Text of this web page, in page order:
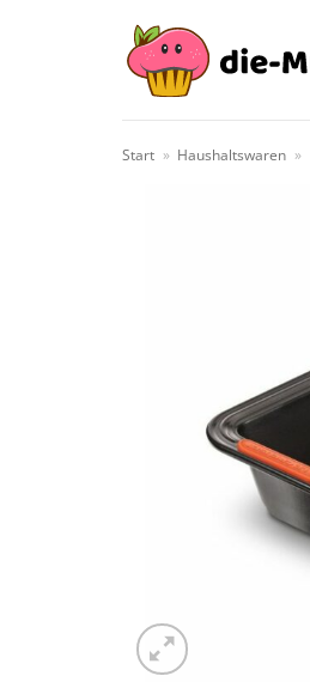
Start » Haushaltswaren »